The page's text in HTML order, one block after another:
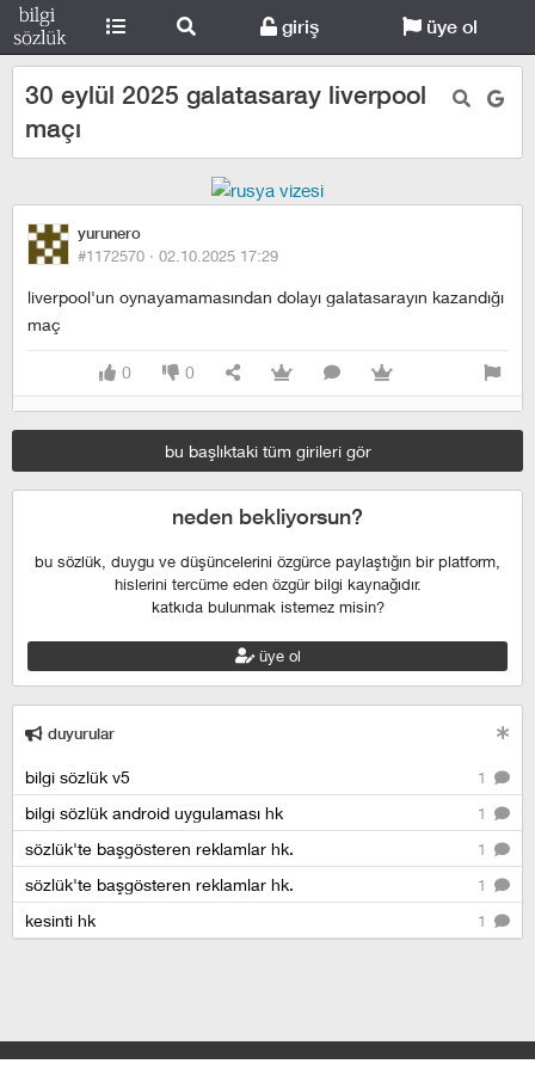
giriş üye ol
30 eylül 2025 galatasaray liverpool
maçı
yurunero
#1172570 · 02.10.2025 17:29
liverpool'un oynayamamasından dolayı galatasarayın kazandığı
maç
0 0
bu başlıktaki tüm girileri gör
neden bekliyorsun?
bu sözlük, duygu ve düşüncelerini özgürce paylaştığın bir platform,
hislerini tercüme eden özgür bilgi kaynağıdır.
katkıda bulunmak istemez misin?
üye ol
duyurular
1
bilgi sözlük v5
1
bilgi sözlük android uygulaması hk
1
sözlük'te başgösteren reklamlar hk.
1
sözlük'te başgösteren reklamlar hk.
1
kesinti hk